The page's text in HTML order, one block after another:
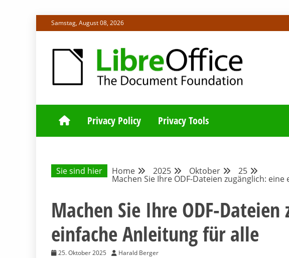
to
Samstag, August 08, 2026
DEUTSCHER
Privacy Policy Privacy Tools
Sie sind hier Home 2025 Oktober 25
Machen Sie Ihre ODF-Dateien zugänglich:
Machen Sie Ihre ODF-
einfache Anleitung für alle
25. Oktober 2025 Harald Berger